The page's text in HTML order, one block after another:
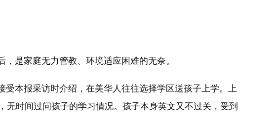
是家庭无力管教、环境适应困难的无奈。
本报采访时介绍，在美华人往往选择学区送孩子上学。上
时间过问孩子的学习情况。孩子本身英文又不过关，受到